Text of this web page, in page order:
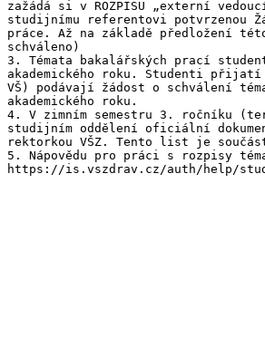
zažádá si v ROZPISU „externí
studijnímu referentovi potvrzenou
práce. Až na základě předložení
schváleno)
3. Témata bakalářských prací
akademického roku. Studenti
VŠ) podávají žádost o schválení
akademického roku.
4. V zimním semestru 3. ročníku
studijním oddělení oficiální dokument
rektorkou VŠZ. Tento list je
5. Nápovědu pro práci s rozpisy
https://is.vszdrav.cz/auth/help/